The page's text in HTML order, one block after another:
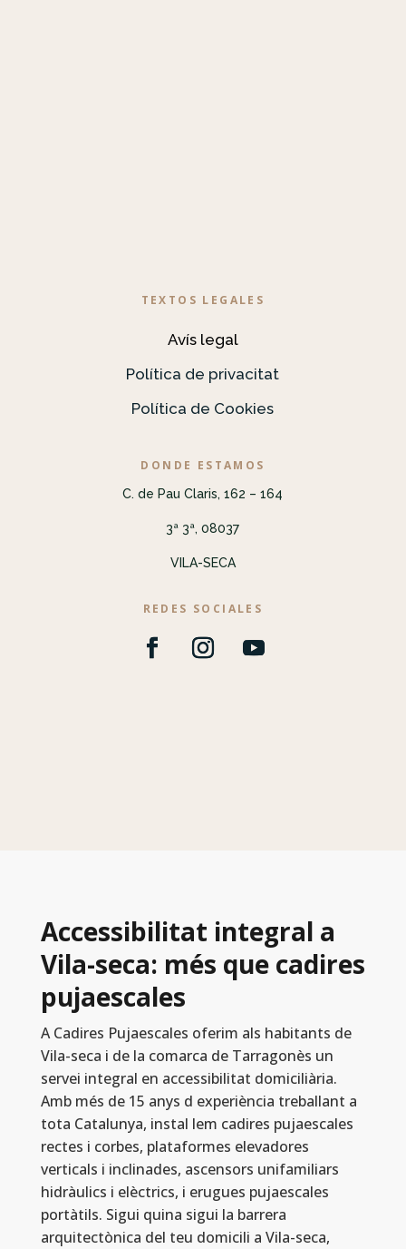
TEXTOS LEGALES
Avís legal
Política de privacitat
Política de Cookies
DONDE ESTAMOS
C. de Pau Claris, 162 – 164
3ª 3ª, 08037
VILA-SECA
REDES SOCIALES
Accessibilitat integral a
Vila-seca: més que cadires
pujaescales
A Cadires Pujaescales oferim als habitants de
Vila-seca i de la comarca de Tarragonès un
servei integral en accessibilitat domiciliària.
Amb més de 15 anys d experiència treballant a
tota Catalunya, instal lem cadires pujaescales
rectes i corbes, plataformes elevadores
verticals i inclinades, ascensors unifamiliars
hidràulics i elèctrics, i erugues pujaescales
portàtils. Sigui quina sigui la barrera
arquitectònica del teu domicili a Vila-seca,